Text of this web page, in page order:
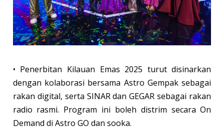
• Penerbitan Kilauan Emas 2025 turut disinarkan
dengan kolaborasi bersama Astro Gempak sebagai
rakan digital, serta SINAR dan GEGAR sebagai rakan
radio rasmi. Program ini boleh distrim secara On
Demand di Astro GO dan sooka.